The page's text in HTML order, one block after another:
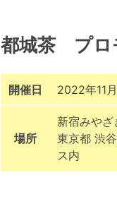
都城茶 プロ
開催日 2022年11
場所
新宿みやざ
東京都 渋
ス内